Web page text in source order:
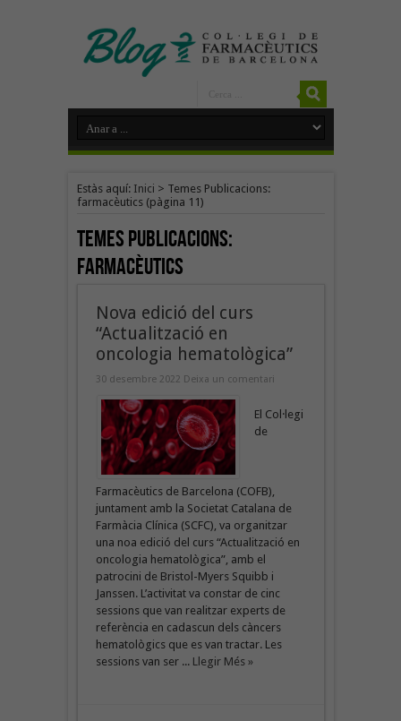
Estàs aquí: Inici > Temes Publicacions:
farmacèutics(pàgina 11)
Temes Publicacions:
farmacèutics
Nova edició del curs
“Actualització en
oncologia hematològica”
30 desembre 2022 Deixa un comentari
El Col·legi
de
Farmacèutics de Barcelona (COFB),
juntament amb la Societat Catalana de
Farmàcia Clínica (SCFC), va organitzar
una noa edició del curs “Actualització en
oncologia hematològica”, amb el
patrocini de Bristol-Myers Squibb i
Janssen. L’activitat va constar de cinc
sessions que van realitzar experts de
referència en cadascun dels càncers
hematològics que es van tractar. Les
sessions van ser ... Llegir Més »